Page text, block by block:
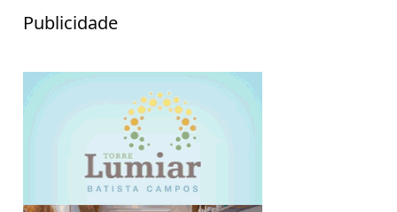
Publicidade